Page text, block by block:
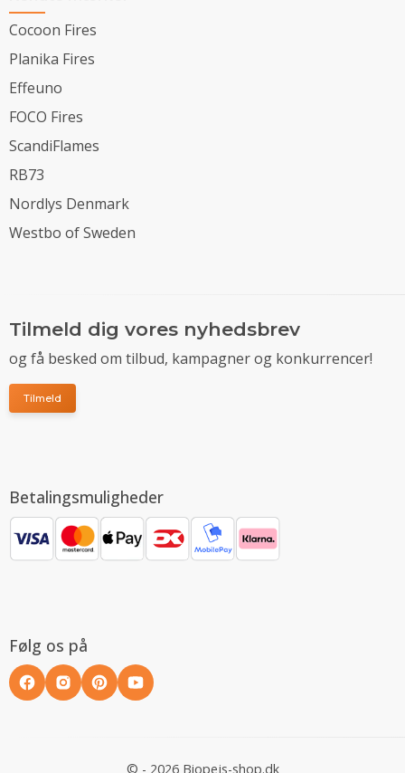
Cocoon Fires
Planika Fires
Effeuno
FOCO Fires
ScandiFlames
RB73
Nordlys Denmark
Westbo of Sweden
Tilmeld dig vores nyhedsbrev
og få besked om tilbud, kampagner og konkurrencer!
Tilmeld
Betalingsmuligheder
Følg os på
© - 2026 Biopejs-shop.dk